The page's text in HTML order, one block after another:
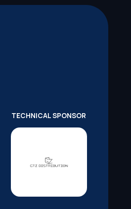
TECHNICAL SPONSOR